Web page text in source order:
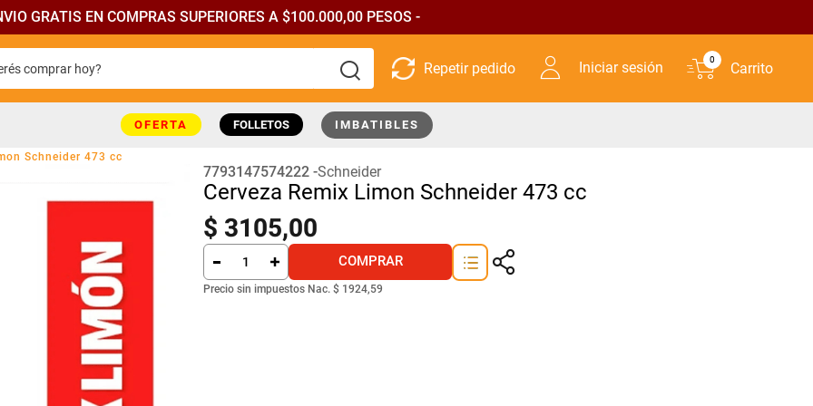
GRATIS EN COMPRAS SUPERIORES A $100.000,00 PESOS -
Iniciar sesión 0
OFERTA FOLLETOS IMBATIBLES
Schneider 473 cc
7793147574222 Schneider
Cerveza Remix Limon Schneider 473 cc
$ 3105,00
COMPRAR
Precio sin impuestos Nac. $ 1924,59